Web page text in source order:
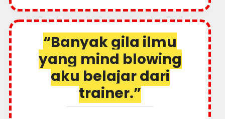
“Banyak gila ilmu
yang mind blowing
aku belajar dari
trainer.”